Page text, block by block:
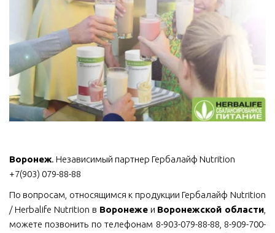
Воронеж. Независимый партнер Гербалайф Nutrition
+7(903) 079-88-88
По вопросам, относящимся к продукции Гербалайф Nutrition
/ Herbalife Nutrition в Воронежеи Воронежской области
можете позвонить по телефонам 8-903-079-88-88, 8-909-700-